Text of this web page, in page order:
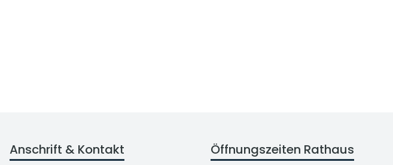
Anschrift & Kontakt Öffnungszeiten Rathaus